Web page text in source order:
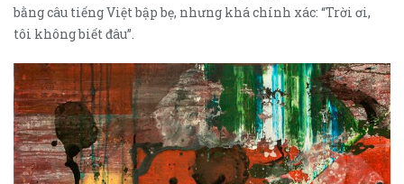
bằng câu tiếng Việt bập bẹ, nhưng khá chính xác: “Trời ơi,
tôi không biết đâu”.